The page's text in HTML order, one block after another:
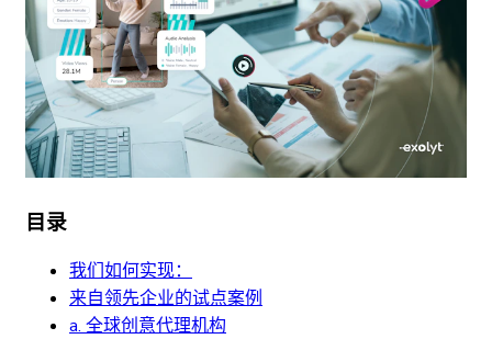
目录
我们如何实现：
来自领先企业的试点案例
a. 全球创意代理机构